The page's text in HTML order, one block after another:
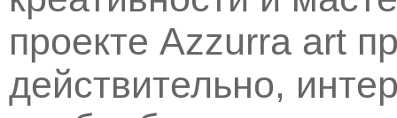
проекте Azzurra art
действительно,